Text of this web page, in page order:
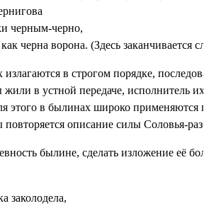
черным-черно,
черна ворона. (Здесь заканчивается
в строгом порядке,
в устной передаче, исполнитель
этого в былинах широко применяются
описание силы Соловья-
былине, сделать изложение её
заколодела,